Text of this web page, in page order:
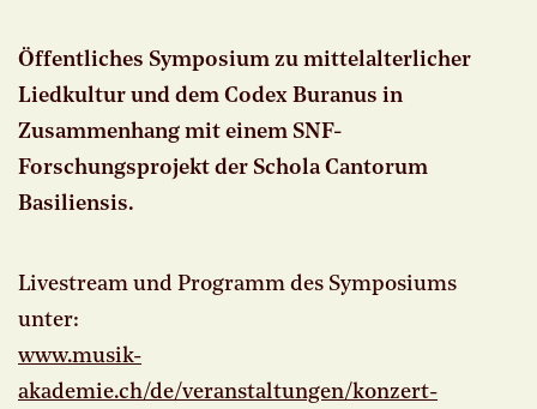
Öffentliches Symposium zu mittelalterlicher
Liedkultur und dem Codex Buranus in
Zusammenhang mit einem SNF-
Forschungsprojekt der Schola Cantorum
Basiliensis.
Livestream und Programm des Symposiums
unter:
www.musik-
akademie.ch/de/veranstaltungen/konzert-